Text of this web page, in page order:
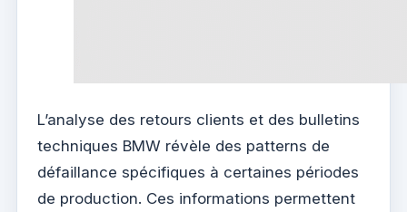
L’analyse des retours clients et des bulletins
techniques BMW révèle des patterns de
défaillance spécifiques à certaines périodes
de production. Ces informations permettent